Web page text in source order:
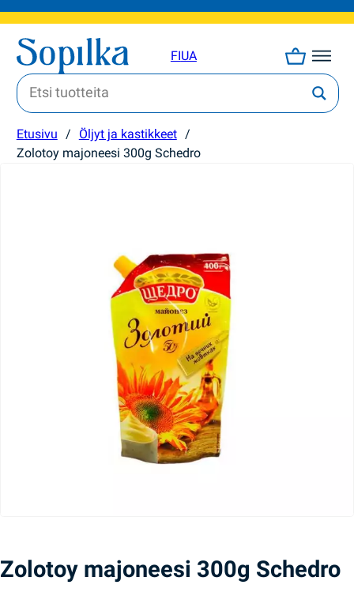
FIUA
Etusivu / Öljyt ja kastikkeet /
Zolotoy majoneesi 300g Schedro
Zolotoy majoneesi 300g Schedro